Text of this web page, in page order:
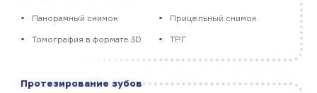
Панорамный снимок
Прицельный снимок
Томография в формате 3D
ТРГ
Протезирование зубов